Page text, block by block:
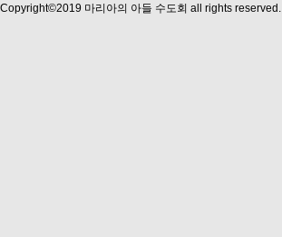
Copyright©2019 마리아의 아들 수도회 all rights reserved.